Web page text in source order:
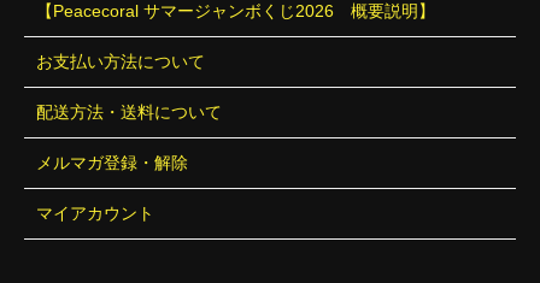
【Peacecoral サマージャンボくじ2026 概要説明】
お支払い方法について
配送方法・送料について
メルマガ登録・解除
マイアカウント